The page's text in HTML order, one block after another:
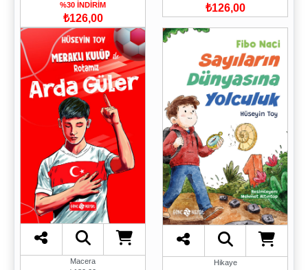
%30 İNDİRİM
₺126,00
₺126,00
Macera
Hikaye